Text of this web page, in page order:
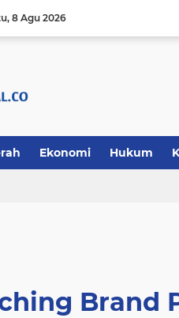
8 Agu 2026
Ekonomi Hukum
Brand